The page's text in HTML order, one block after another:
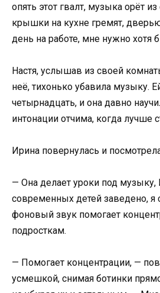
опять этот гвалт, музыка орёт
крышки на кухне гремят,
день на работе, мне нужно хотя
Настя, услышав из своей
неё, тихонько убавила музыку.
четырнадцать, и она давно
интонации отчима, когда лучше
Ирина повернулась и
— Она делает уроки под музыку,
современных детей заведено, я
фоновый звук помогает
подросткам.
— Помогает концентрации, —
усмешкой, снимая ботинки